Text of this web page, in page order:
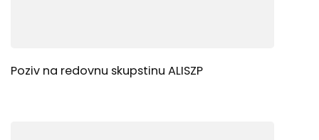
Poziv na redovnu skupstinu ALISZP